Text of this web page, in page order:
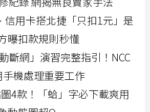
信用卡搭北捷「只扣1元」是
曝扣款規則秒懂
斷網」演習完整指引！NCC
機處理重要工作
4款！「蛤」字必下載爽用